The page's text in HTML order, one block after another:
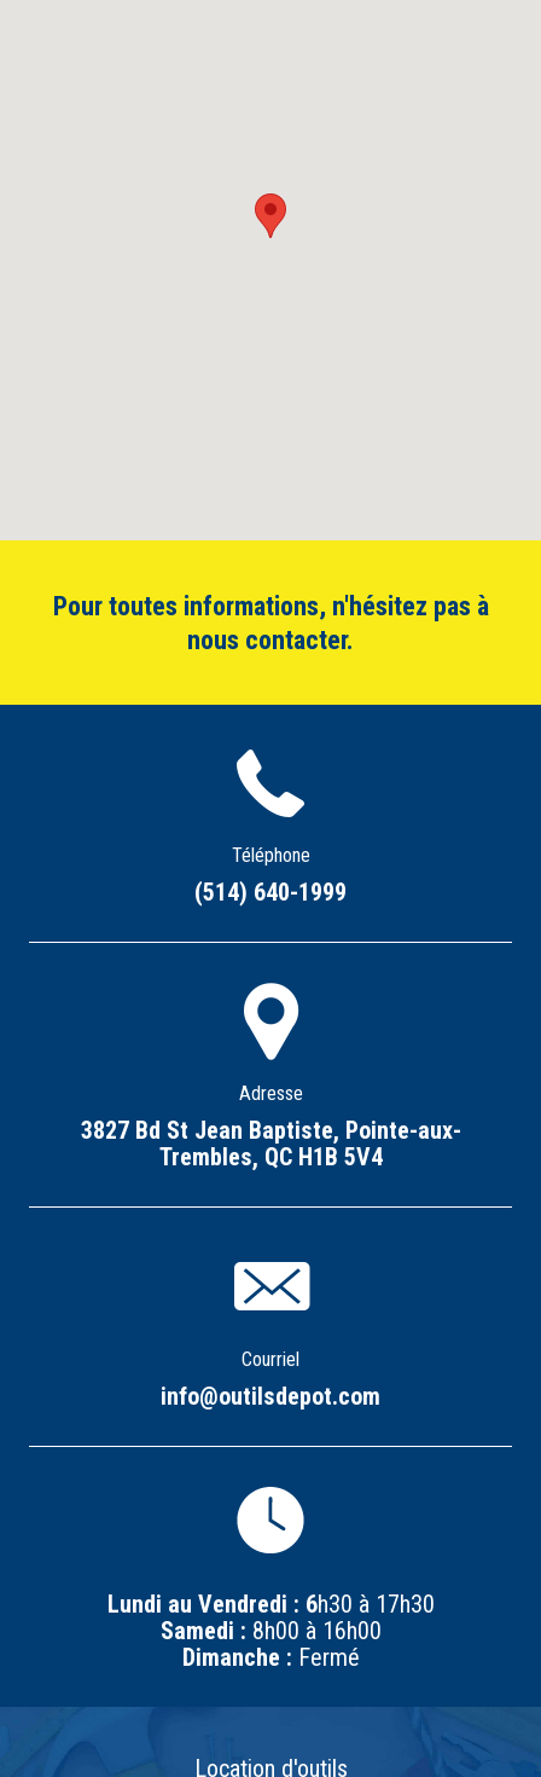
Pour toutes informations, n'hésitez pas à
nous contacter.
Téléphone
(514) 640-1999
Adresse
3827 Bd St Jean Baptiste, Pointe-aux-
Trembles, QC H1B 5V4
Courriel
info@outilsdepot.com
Lundi au Vendredi : 6h30 à 17h30
Samedi : 8h00 à 16h00
Dimanche : Fermé
Location d'outils